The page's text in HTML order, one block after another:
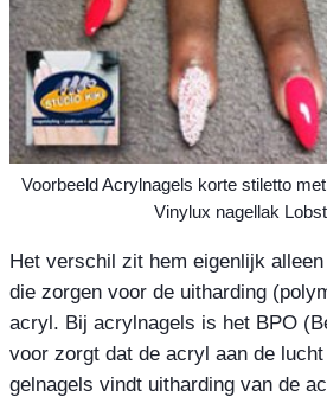
Voorbeeld Acrylnagels korte stiletto
Vinylux nagellak
Het verschil zit hem eigenlijk
die zorgen voor de uitharding
acryl. Bij acrylnagels is het BPO
voor zorgt dat de acryl aan de
gelnagels vindt uitharding van de